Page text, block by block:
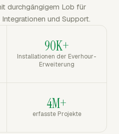
durchgängigem Lob für
und Support.
90K+
Installationen der Everhour-
Erweiterung
4M+
erfasste Projekte